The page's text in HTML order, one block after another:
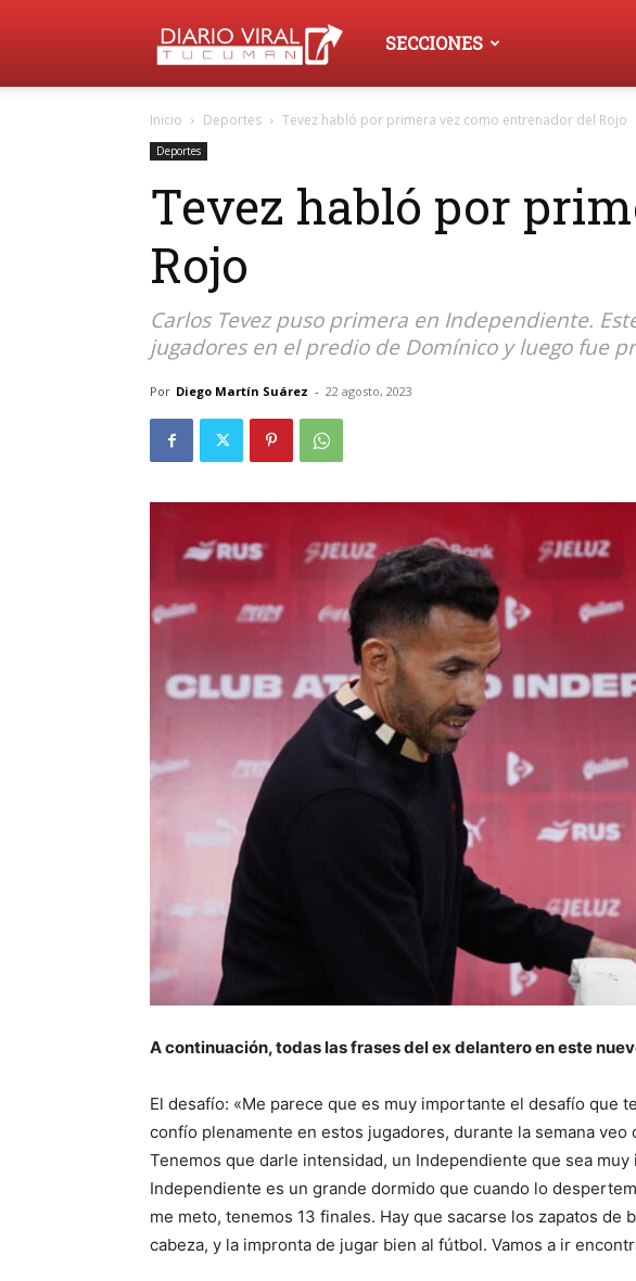
Diario
Viral
Tucumán
SECCIONES
Inicio Deportes Tevez habló por primera vez como entrenador del Rojo
Deportes
Tevez habló por
Rojo
Carlos Tevez puso primera en Independiente.
jugadores en el predio de Domínico y luego fue
Por Diego Martín Suárez - 22 agosto, 2023
A continuación, todas las frases del ex delantero en este
El desafío: «Me parece que es muy importante el desafío que
confío plenamente en estos jugadores, durante la semana veo
Tenemos que darle intensidad, un Independiente que sea
Independiente es un grande dormido que cuando lo
me meto, tenemos 13 finales. Hay que sacarse los zapatos de
cabeza, y la impronta de jugar bien al fútbol. Vamos a ir